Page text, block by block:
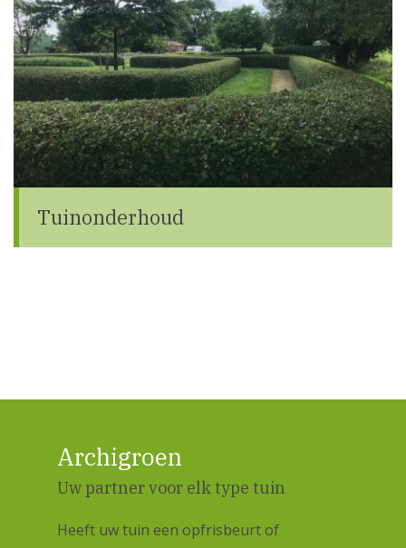
Tuinonderhoud
Archigroen
Uw partner voor elk type tuin
Heeft uw tuin een opfrisbeurt of